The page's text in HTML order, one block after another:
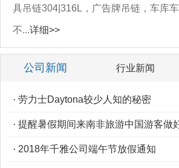
具吊链304|316L，广告牌吊链，车库
不...详细>>
公司新闻 行业新闻
· 劳力士Daytona较少人知的秘密
· 提醒暑假期间来南非旅游中国游客做
· 2018年千雅公司端午节放假通知